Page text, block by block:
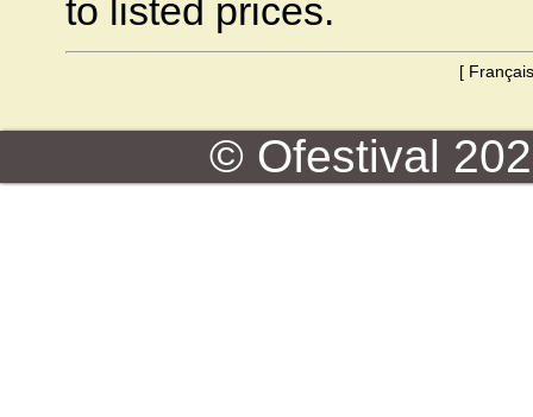
to listed prices.
[ Français
© Ofestival